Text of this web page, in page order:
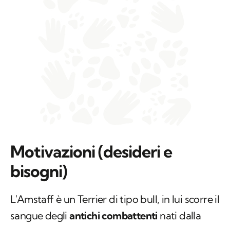
Motivazioni (desideri e
bisogni)
L'Amstaff è un Terrier di tipo bull, in lui scorre il
sangue degliantichi combattenti nati dalla